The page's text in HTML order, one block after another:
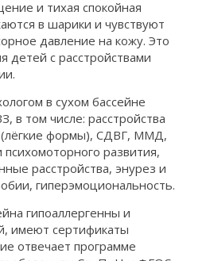
и тихая спокойная
в шарики и чувствуют
давление на кожу. Это
детей с расстройствами
в сухом бассейне
в том числе: расстройства
(лёгкие формы), СДВГ, ММД,
развития,
расстройства, энурез и
гиперэмоциональность.
гипоаллергенны и
имеют сертификаты
отвечает программе